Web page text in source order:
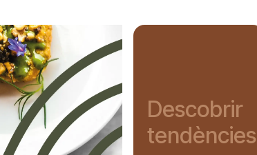
Descobrir
tendències